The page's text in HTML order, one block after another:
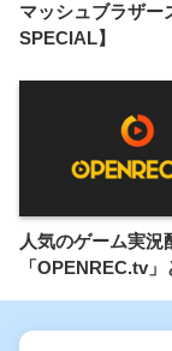
マッシュブラザー
SPECIAL】
人気のゲーム実況
「OPENREC.tv」